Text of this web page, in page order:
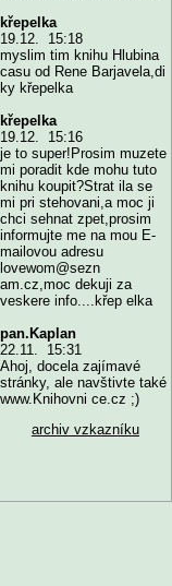
křepelka
19.12. 15:18
myslim tim knihu Hlubina
casu od Rene Barjavela,di
ky křepelka
křepelka
19.12. 15:16
je to super!Prosim muzete
mi poradit kde mohu tuto
knihu koupit?Strat ila se
mi pri stehovani,a moc ji
chci sehnat zpet,prosim
informujte me na mou E-
mailovou adresu
lovewom@sezn
am.cz,moc dekuji za
veskere info....křep elka
pan.Kaplan
22.11. 15:31
Ahoj, docela zajímavé
stránky, ale navštivte také
www.Knihovni ce.cz ;)
archiv vzkazníku